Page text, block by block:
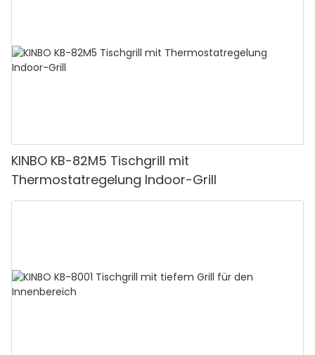
KINBO KB-82M5 Tischgrill mit
Thermostatregelung Indoor-Grill